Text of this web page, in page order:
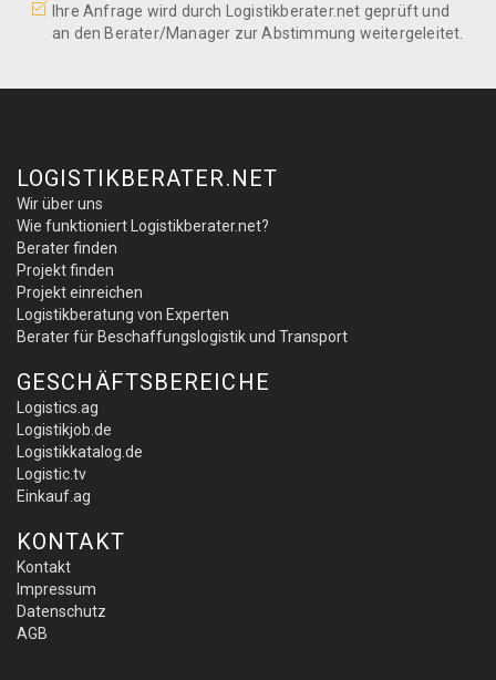
Ihre Anfrage wird durch Logistikberater.net geprüft und
an den Berater/Manager zur Abstimmung weitergeleitet.
LOGISTIKBERATER.NET
Wir über uns
Wie funktioniert Logistikberater.net?
Berater finden
Projekt finden
Projekt einreichen
Logistikberatung von Experten
Berater für Beschaffungslogistik und Transport
GESCHÄFTSBEREICHE
Logistics.ag
Logistikjob.de
Logistikkatalog.de
Logistic.tv
Einkauf.ag
KONTAKT
Kontakt
Impressum
Datenschutz
AGB